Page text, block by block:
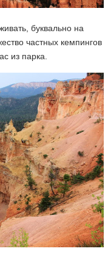
буквально на
частных кемпингов
из парка.